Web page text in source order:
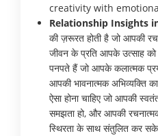
creativity with
Relationship Insights
की ज़रूरत होती है जो आपकी
जीवन के प्रति आपके उत्साह
पनपते हैं जो आपके कलात्मक
आपकी भावनात्मक अभिव्यक्ति
ऐसा होना चाहिए जो आपकी
समझता हो, और आपकी
स्थिरता के साथ संतुलित कर